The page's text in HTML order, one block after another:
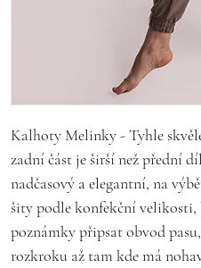
Kalhoty Melinky - Tyhle
zadní část je širší než přední
nadčasový a elegantní, na
šity podle konfekční
poznámky připsat obvod
rozkroku až tam kde má